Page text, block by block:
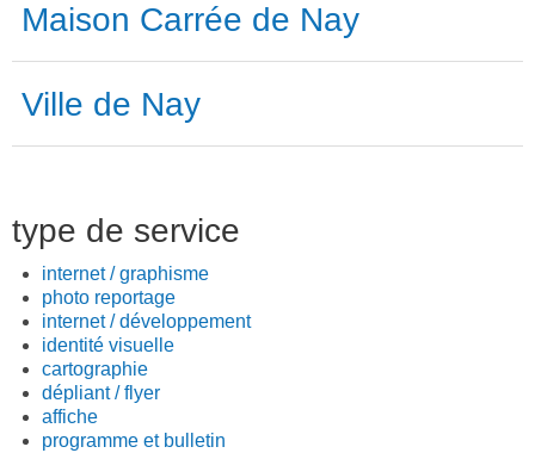
Maison Carrée de Nay
Ville de Nay
type de service
internet / graphisme
photo reportage
internet / développement
identité visuelle
cartographie
dépliant / flyer
affiche
programme et bulletin